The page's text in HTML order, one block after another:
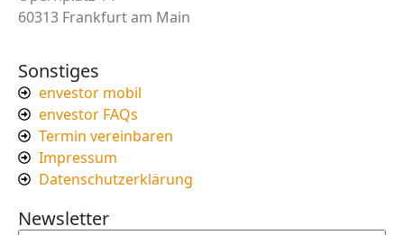
60313 Frankfurt am Main
Sonstiges
envestor mobil
envestor FAQs
Termin vereinbaren
Impressum
Datenschutzerklärung
Newsletter